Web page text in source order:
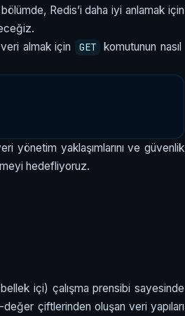
Redis’i daha iyi anlamak için
veri almak için GET
komutunun nasıl
yönetim yaklaşımlarını ve güvenlik
hedefliyoruz.
içi) çalışma prensibi sayesinde
çiftlerinden oluşan veri yapıları